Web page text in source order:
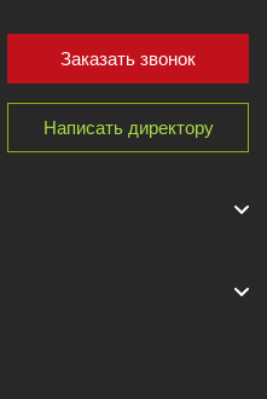
Заказать звонок
Написать директору